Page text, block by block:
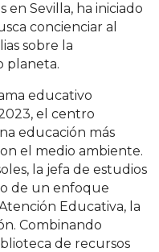
en Sevilla, ha iniciado
concienciar al
sobre la
planeta.
educativo
el centro
educación más
el medio ambiente.
la jefa de estudios
de un enfoque
Educativa, la
Combinando
de recursos